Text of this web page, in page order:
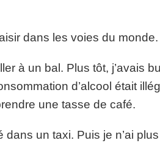
dans les voies du monde.
à un bal. Plus tôt, j’avais
d’alcool était
une tasse de café.
un taxi. Puis je n’ai